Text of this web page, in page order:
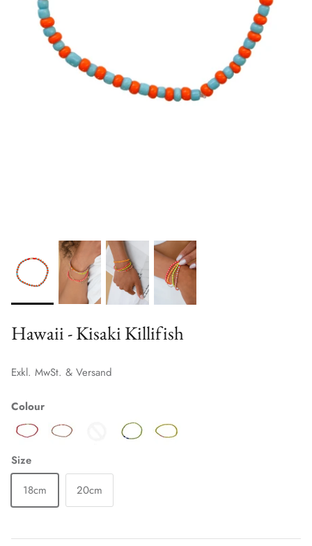
Hawaii - Kisaki Killifish
Exkl. MwSt. & Versand
Size
18cm
20cm
Colour